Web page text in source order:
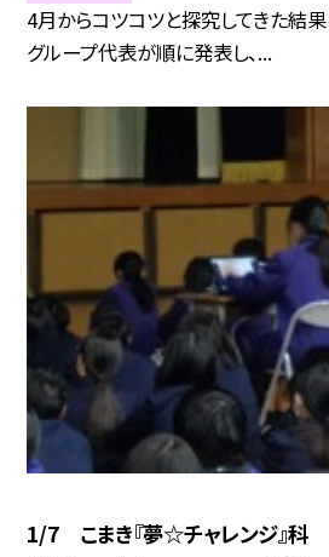
4月からコツコツと探究してきた結
グループ代表が順に発表し、...
1/7 こまき『夢☆チャレンジ』